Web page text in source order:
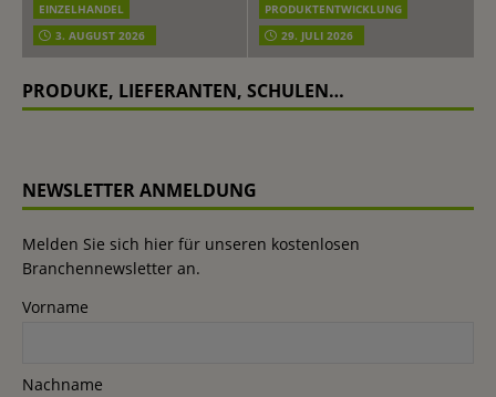
EINZELHANDEL
3. AUGUST 2026
PRODUKTENTWICKLUNG
29. JULI 2026
PRODUKE, LIEFERANTEN, SCHULEN…
NEWSLETTER ANMELDUNG
Melden Sie sich hier für unseren kostenlosen
Branchennewsletter an.
Vorname
Nachname